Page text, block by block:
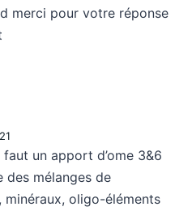
merci pour votre réponse
faut un apport d’ome 3&6
des mélanges de
minéraux, oligo-éléments